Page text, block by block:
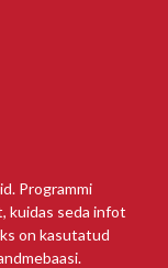
Programmi
kuidas seda infot
on kasutatud